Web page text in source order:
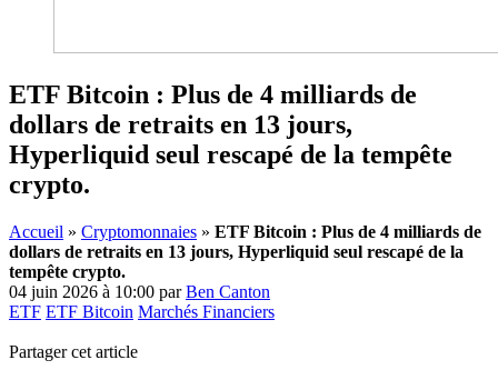
ETF Bitcoin : Plus de 4 milliards de
dollars de retraits en 13 jours,
Hyperliquid seul rescapé de la tempête
crypto.
Accueil » Cryptomonnaies » ETF Bitcoin : Plus de 4 milliards de
dollars de retraits en 13 jours, Hyperliquid seul rescapé de la
tempête crypto.
04 juin 2026 à 10:00 parBen Canton
ETF ETF Bitcoin Marchés Financiers
Partager cet article